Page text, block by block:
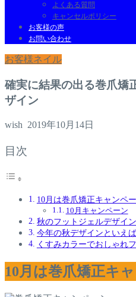
よくある質問
キャンセルポリシー
お客様の声
お問い合わせ
お客様ネイル
確実に結果の出る巻爪矯
ザイン
wish 2019年10月14日
目次
10月は巻爪矯正キャンペ
10月キャンペーン
秋のフットジェルデザイン
今年の秋デザインといえ
くすみカラーでおしゃれ
10月は巻爪矯正キ